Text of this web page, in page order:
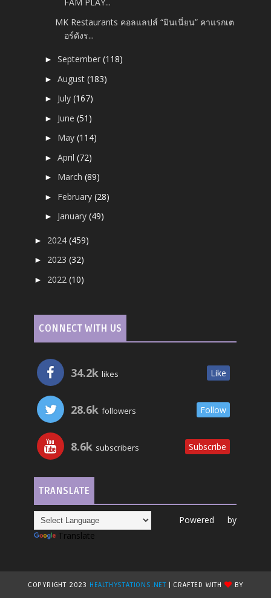
MK Restaurants คอลแลปส์ “มินเนี่ยน” คาแรกเต
อร์ดังร...
►September(118)
►August(183)
► July(167)
► June(51)
► May(114)
►April(72)
► March(89)
► February(28)
► January(49)
► 2024(459)
► 2023(32)
► 2022(10)
CONNECT WITH US
34.2k likes Like
28.6k followers Follow
8.6k subscribers Subscribe
TRANSLATE
Powered by
Translate
COPYRIGHT 2023 HEALTHYSTATIONS.NET | CRAFTED WITH BY